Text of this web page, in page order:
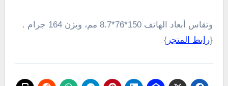
وتقاس أبعاد الهاتف 150*76*8.7 مم، ويزن 164 جرام .
{رابط المتجر }